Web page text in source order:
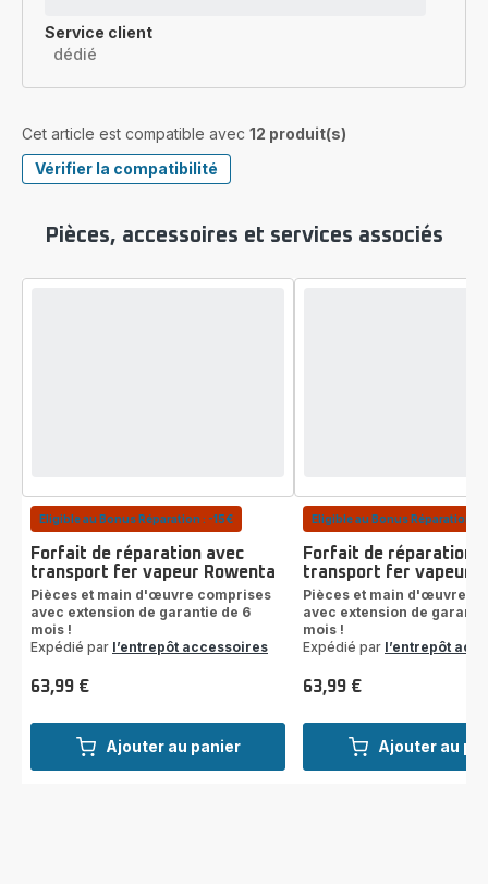
Service client
dédié
Cet article est compatible avec 12 produit(s)
Vérifier la compatibilité
Pièces, accessoires et services associés
Ajouter au panier
Eligible au Bonus Réparation : -15€
Forfait de réparation avec
transport fer vapeur Rowenta
Pièces et main d'œuvre comprises
avec extension de garantie de 6
mois !
Expédié par l’entrepôt accessoires
Prix
63,99 €
Ajouter au
Eligible au Bonus Réparation : -
Forfait de réparation
transport fer vapeur
Pièces et main d'œuvre
avec extension de
mois !
Expédié par l’entrepôt
Prix
63,99 €